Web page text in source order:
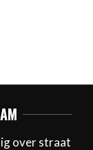
over straat